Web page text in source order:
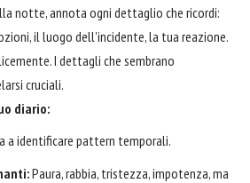
notte, annota ogni dettaglio che ricordi:
il luogo dell'incidente, la tua reazione.
I dettagli che sembrano
cruciali.
diario:
a identificare pattern temporali.
Paura, rabbia, tristezza, impotenza, ma